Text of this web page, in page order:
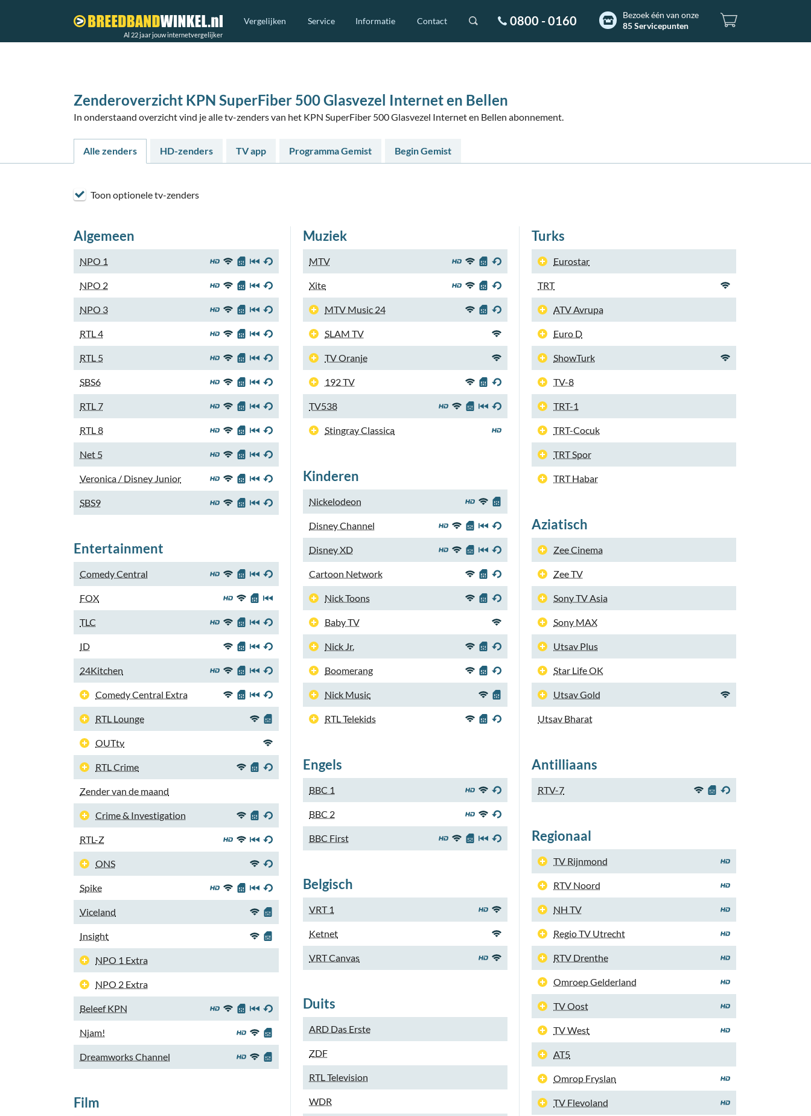
Al 22 jaar jouw internetvergelijker
Vergelijken Service Informatie Contact 0800 - 0160
Bezoek één van onze
85 Servicepunten
Zenderoverzicht KPN SuperFiber 500 Glasvezel Internet en Bellen
In onderstaand overzicht vind je alle tv-zenders van het KPN SuperFiber 500 Glasvezel Internet en Bellen abonnement.
Alle zenders HD-zenders TV app Programma Gemist Begin Gemist
Toon optionele tv-zenders
Algemeen
NPO 1
NPO 2
NPO 3
RTL 4
RTL 5
SBS6
RTL 7
RTL 8
Net 5
Veronica / Disney Junior
SBS9
Entertainment
Comedy Central
FOX
TLC
ID
24Kitchen
Comedy Central Extra
RTL Lounge
OUTtv
RTL Crime
Zender van de maand
Crime & Investigation
RTL-Z
ONS
Spike
Viceland
Insight
NPO 1 Extra
NPO 2 Extra
Beleef KPN
Njam!
Dreamworks Channel
Film
Muziek
MTV
Xite
MTV Music 24
SLAM TV
TV Oranje
192 TV
TV538
Stingray Classica
Kinderen
Nickelodeon
Disney Channel
Disney XD
Cartoon Network
Nick Toons
Baby TV
Nick Jr.
Boomerang
Nick Music
RTL Telekids
Engels
BBC 1
BBC 2
BBC First
Belgisch
VRT 1
Ketnet
VRT Canvas
Duits
ARD Das Erste
ZDF
RTL Television
WDR
Turks
Eurostar
TRT
ATV Avrupa
Euro D
ShowTurk
TV-8
TRT-1
TRT-Cocuk
TRT Spor
TRT Habar
Aziatisch
Zee Cinema
Zee TV
Sony TV Asia
Sony MAX
Utsav Plus
Star Life OK
Utsav Gold
Utsav Bharat
Antilliaans
RTV-7
Regionaal
TV Rijnmond
RTV Noord
NH TV
Regio TV Utrecht
RTV Drenthe
Omroep Gelderland
TV Oost
TV West
AT5
Omrop Fryslan
TV Flevoland